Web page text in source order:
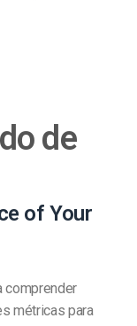
de
of Your
comprender
métricas para